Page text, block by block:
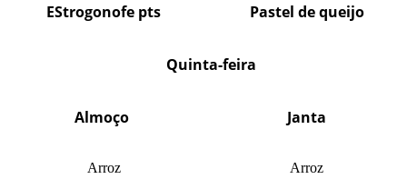
EStrogonofe pts
Pastel de queijo
Quinta-feira
Almoço Janta
Arroz
Arroz